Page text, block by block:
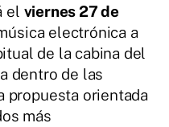
el viernes 27 de
electrónica a
de la cabina del
dentro de las
propuesta orientada
más